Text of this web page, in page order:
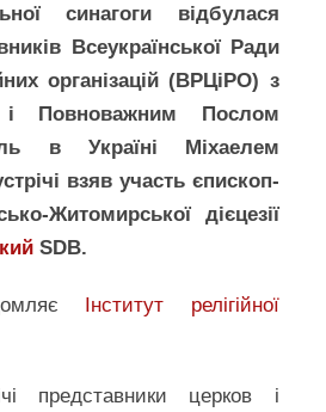
синагоги відбулася
Всеукраїнської Ради
організацій (ВРЦіРО) з
і Повноважним Послом
в Україні Міхаелем
взяв участь єпископ-
Житомирської дієцезії
SDB.
Інститут релігійної
представники церков і